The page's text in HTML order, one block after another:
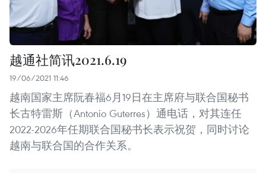
越通社简讯2021.6.19
19/06/2021 11:46
越南国家主席阮春福6月19日在主席府与联合国秘书
长古特雷斯（Antonio Guterres）通电话，对其连任
2022-2026年任期联合国秘书长表示祝贺，同时讨论
越南与联合国的合作关系。